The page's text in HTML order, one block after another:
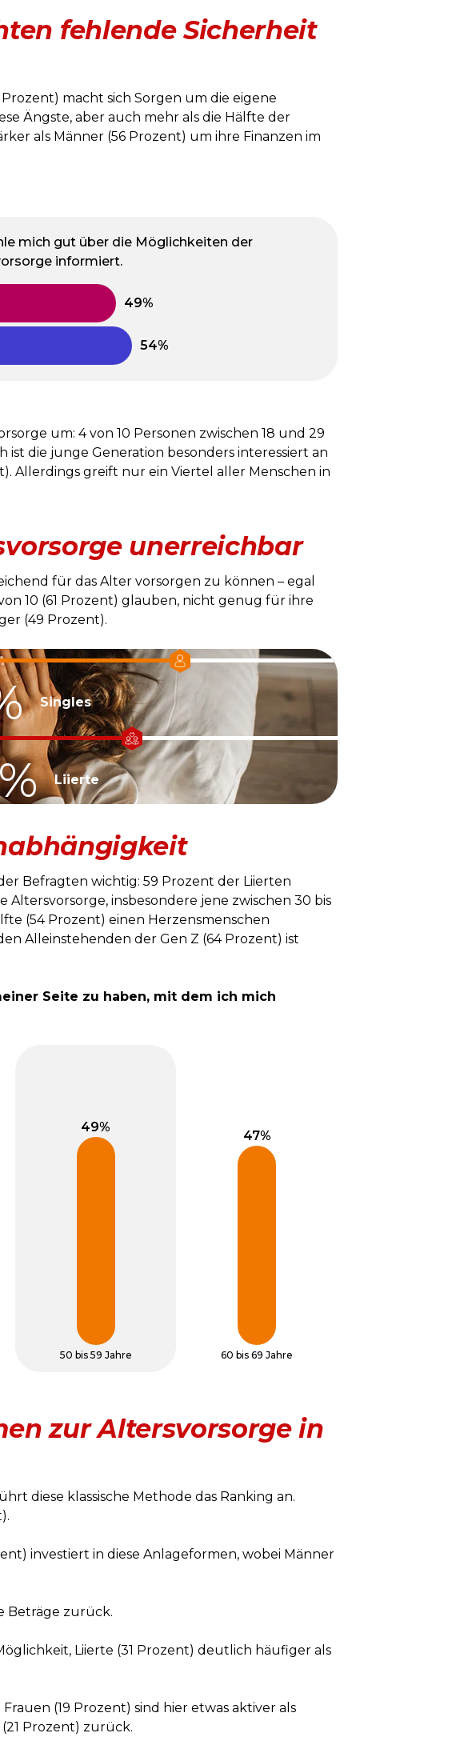
fehlende Sicherheit
macht sich Sorgen um die eigene
Ängste, aber auch mehr als die Hälfte der
als Männer (56 Prozent) um ihre Finanzen im
mich gut über die Möglichkeiten der
informiert.
um: 4 von 10 Personen zwischen 18 und 29
die junge Generation besonders interessiert an
Allerdings greift nur ein Viertel aller Menschen in
unerreichbar
für das Alter vorsorgen zu können – egal
10 (61 Prozent) glauben, nicht genug für ihre
(49 Prozent).
Singles
Liierte
Befragten wichtig: 59 Prozent der Liierten
insbesondere jene zwischen 30 bis
(54 Prozent) einen Herzensmenschen
Alleinstehenden der Gen Z (64 Prozent) ist
Seite zu haben, mit dem ich mich
50 bis 59 Jahre
60 bis 69 Jahre
zur Altersvorsorge in
diese klassische Methode das Ranking an.
investiert in diese Anlageformen, wobei Männer
Beträge zurück.
Liierte (31 Prozent) deutlich häufiger als
(19 Prozent) sind hier etwas aktiver als
Prozent) zurück.